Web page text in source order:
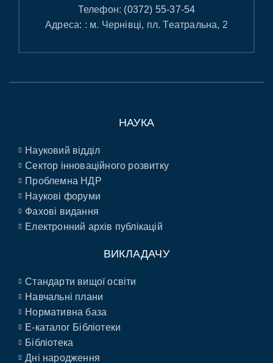
Телефон: (0372) 55-37-54
Адреса: : м. Чернівці, пл. Театральна, 2
НАУКА
Науковий відділ
Сектор інноваційного розвитку
Проблемна НДР
Наукові форуми
Фахові видання
Електронний архів публікацій
ВИКЛАДАЧУ
Стандарти вищої освіти
Навчальні плани
Нормативна база
E-каталог Бібліотеки
Бібліотека
Дні народження